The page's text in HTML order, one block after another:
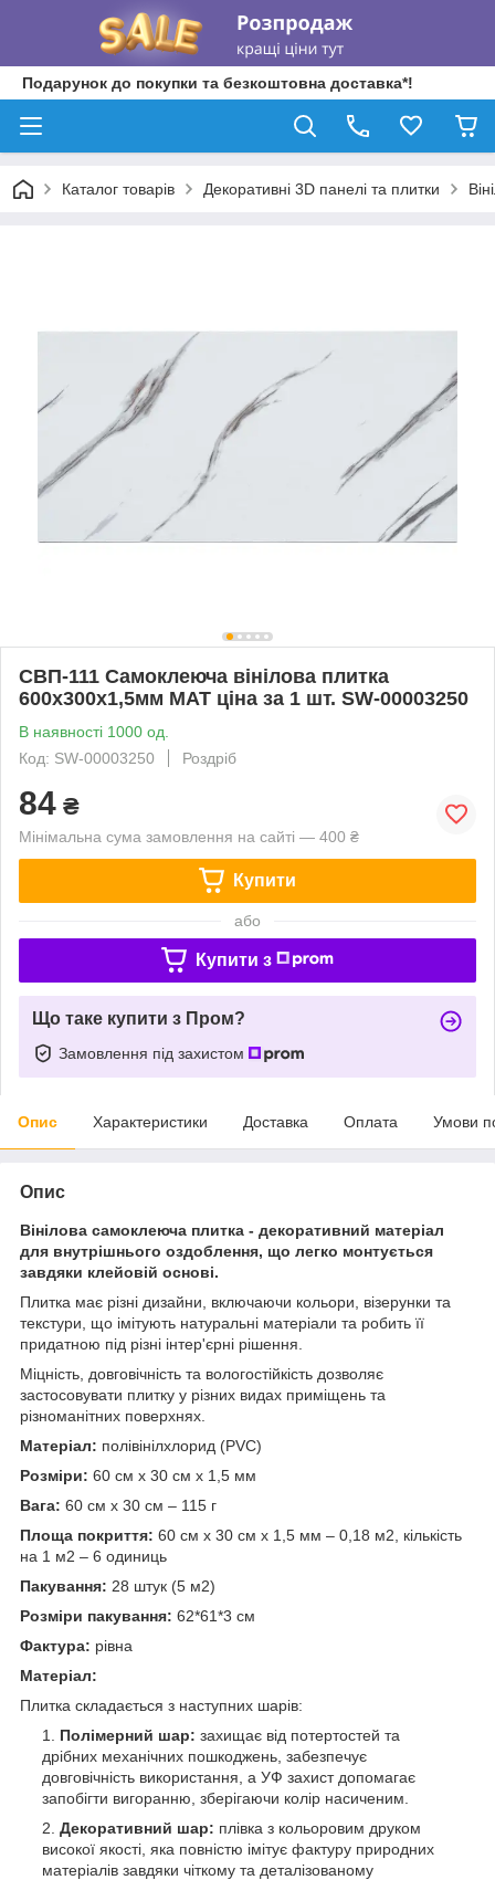
Подарунок до покупки та безкоштовна доставка*!
Каталог товарів Декоративні 3D панелі та плитки
СВП-111 Самоклеюча вінілова плитка
600х300х1,5мм МАТ ціна за 1 шт. SW-00003250
В наявності 1000 од.
Код: SW-00003250
Роздріб
84 ₴
Мінімальна сума замовлення на сайті — 400 ₴
Купити
або
Купити з
Що таке купити з Пром?
Замовлення під захистом
Опис Характеристики Доставка Оплата Умови
Опис
Вінілова самоклеюча плитка - декоративний матеріал
для внутрішнього оздоблення, що легко монтується
завдяки клейовій основі.
Плитка має різні дизайни, включаючи кольори, візерунки та
текстури, що імітують натуральні матеріали та робить її
придатною під різні інтер'єрні рішення.
Міцність, довговічність та вологостійкість дозволяє
застосовувати плитку у різних видах приміщень та
різноманітних поверхнях.
Матеріал: полівінілхлорид (PVC)
Розміри: 60 см х 30 см х 1,5 мм
Вага: 60 см х 30 см – 115 г
Площа покриття: 60 см х 30 см х 1,5 мм – 0,18 м2 , кількість
на 1 м2 – 6 одиниць
Пакування: 28 штук (5 м2)
Розміри пакування: 62*61*3 см
Фактура: рівна
Матеріал:
Плитка складається з наступних шарів:
Полімерний шар: захищає від потертостей та
дрібних механічних пошкоджень, забезпечує
довговічність використання, а УФ захист допомагає
запобігти вигоранню, зберігаючи колір насиченим.
Декоративний шар: плівка з кольоровим друком
високої якості, яка повністю імітує фактуру природних
матеріалів завдяки чіткому та деталізованому